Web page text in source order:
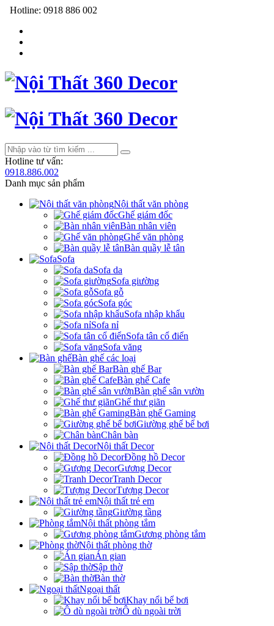
Hotline: 0918 886 002
Hotline tư vấn:
0918.886.002
Danh mục sản phẩm
Nội thất văn phòng
Ghế giám đốc
Bàn nhân viên
Ghế văn phòng
Bàn quầy lễ tân
Sofa
Sofa da
Sofa giường
Sofa gỗ
Sofa góc
Sofa nhập khẩu
Sofa nỉ
Sofa tân cổ điển
Sofa văng
Bàn ghế các loại
Bàn ghế Bar
Bàn ghế Cafe
Bàn ghế sân vườn
Ghế thư giãn
Bàn ghế Gaming
Giường ghế bể bơi
Chân bàn
Nội thất Decor
Đồng hồ Decor
Gương Decor
Tranh Decor
Tượng Decor
Nội thất trẻ em
Giường tầng
Nội thất phòng tắm
Gương phòng tắm
Nội thất phòng thờ
Án gian
Sập thờ
Bàn thờ
Ngoại thất
Khay nổi bể bơi
Ô dù ngoài trời